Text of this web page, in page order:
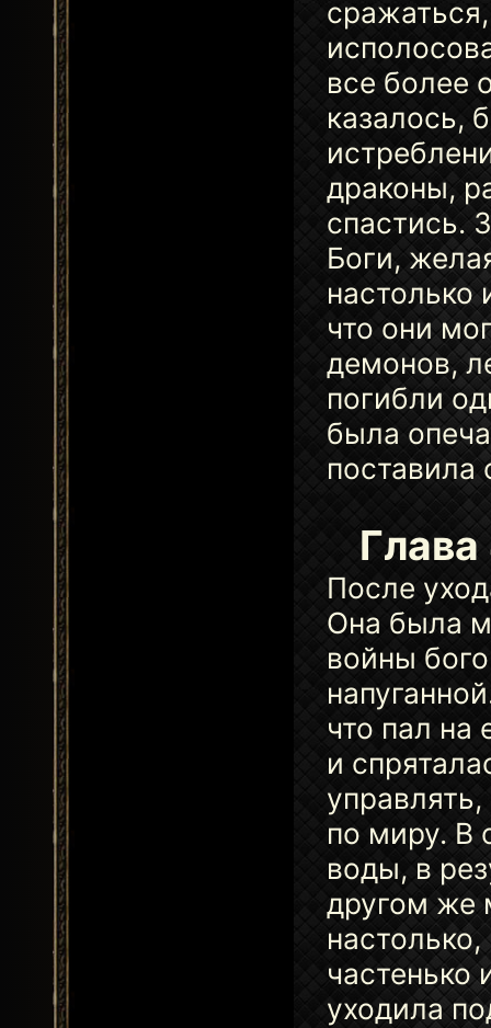
все более
казалось,
драконы,
спастись.
Боги,
настолько
что они
демонов,
погибли
была
поставила
После
Она была
войны
что пал на
и
по миру. В
воды, в
другом же
частенько
уходила